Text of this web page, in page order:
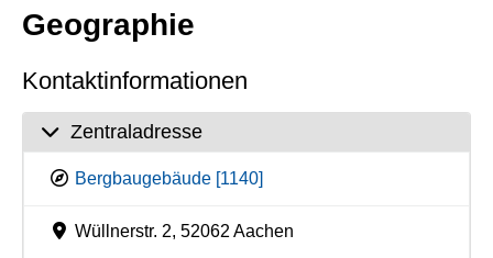
Geographie
Kontaktinformationen
Zentraladresse
Bergbaugebäude [1140]
Wüllnerstr. 2, 52062 Aachen